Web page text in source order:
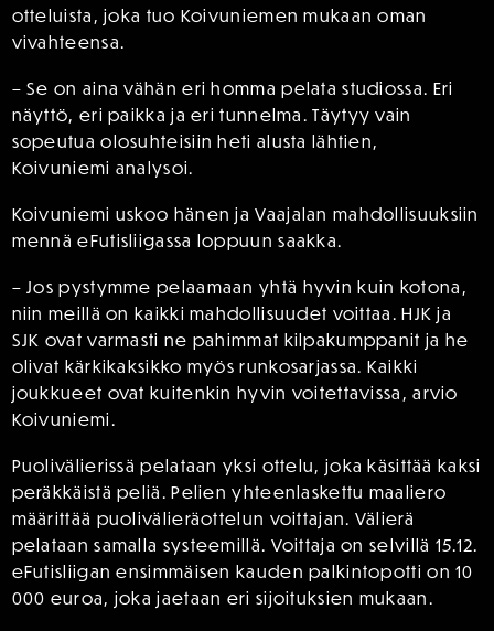
otteluista, joka tuo Koivuniemen mukaan oman
vivahteensa.
– Se on aina vähän eri homma pelata studiossa. Eri
näyttö, eri paikka ja eri tunnelma. Täytyy vain
sopeutua olosuhteisiin heti alusta lähtien,
Koivuniemi analysoi.
Koivuniemi uskoo hänen ja Vaajalan mahdollisuuksiin
mennä eFutisliigassa loppuun saakka.
– Jos pystymme pelaamaan yhtä hyvin kuin kotona,
niin meillä on kaikki mahdollisuudet voittaa. HJK ja
SJK ovat varmasti ne pahimmat kilpakumppanit ja he
olivat kärkikaksikko myös runkosarjassa. Kaikki
joukkueet ovat kuitenkin hyvin voitettavissa, arvio
Koivuniemi.
Puolivälierissä pelataan yksi ottelu, joka käsittää kaksi
peräkkäistä peliä. Pelien yhteenlaskettu maaliero
määrittää puolivälieräottelun voittajan. Välierä
pelataan samalla systeemillä. Voittaja on selvillä 15.12.
eFutisliigan ensimmäisen kauden palkintopotti on 10
000 euroa, joka jaetaan eri sijoituksien mukaan.